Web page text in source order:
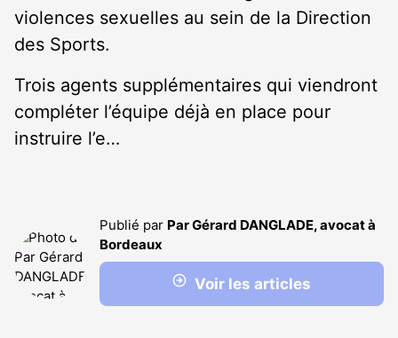
violences sexuelles au sein de la Direction
des Sports.
Trois agents supplémentaires qui viendront
compléter l’équipe déjà en place pour
instruire l’e…
Publié par Par Gérard DANGLADE, avocat à
Bordeaux
Voir les articles